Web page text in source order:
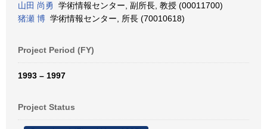
山田 尚勇 学術情報センター, 副所長, 教授 (00011700)
猪瀬 博 学術情報センター, 所長 (70010618)
Project Period (FY)
1993 – 1997
Project Status